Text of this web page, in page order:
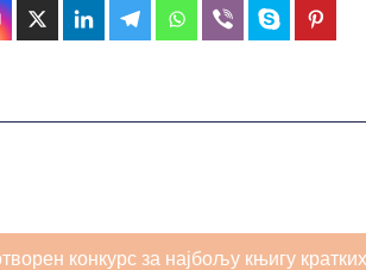
конкурс за најбољу књигу